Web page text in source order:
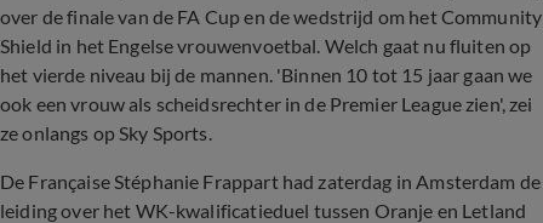
over de finale van de FA Cup en de wedstrijd om het Community
Shield in het Engelse vrouwenvoetbal. Welch gaat nu fluiten op
het vierde niveau bij de mannen. 'Binnen 10 tot 15 jaar gaan we
ook een vrouw als scheidsrechter in de Premier League zien', zei
ze onlangs op Sky Sports.
De Française Stéphanie Frappart had zaterdag in Amsterdam de
leiding over het WK-kwalificatieduel tussen Oranje en Letland